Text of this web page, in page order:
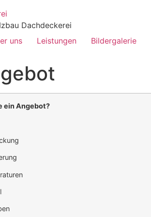
Dachdeckerei
uns Leistungen Bildergalerie
ein Angebot?